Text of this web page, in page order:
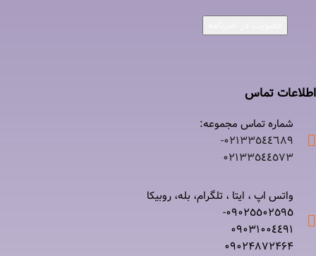
اطلاعات تماس
شماره تماس مجموعه:
۰۲۱٣٣٥٤٤٦٨٩-
۰٢١٣٣٥٤٤٥٧٣
واتس اپ ، ایتا ، تلگرام، بله، روبیکا
۰٩٠٢٥٥٠٢٥٩٥-
۰٩٠٣١٠٠٤٤٩١
۰٩٠٢۴۸۷٢۴۶۴